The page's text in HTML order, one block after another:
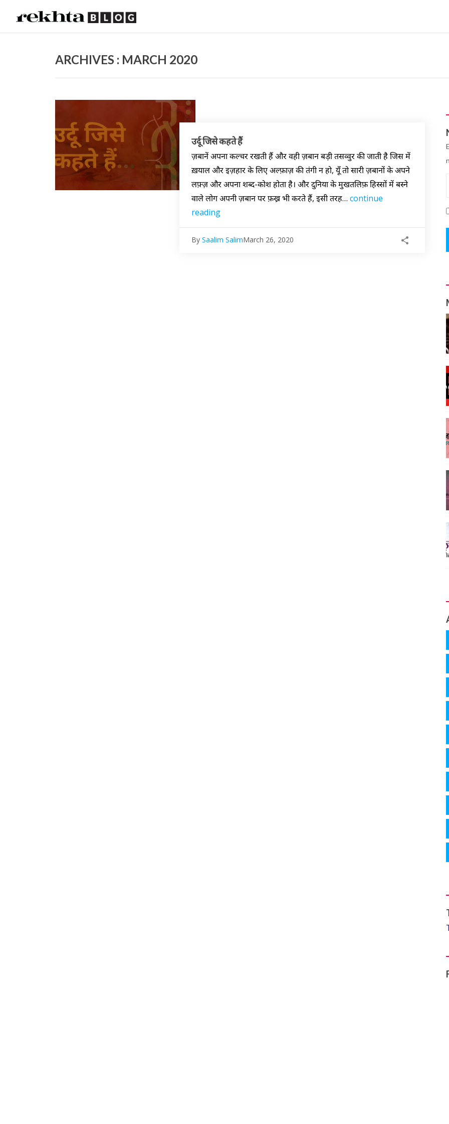
ARCHIVES : MARCH 2020
उर्दू जिसे कहते हैं
ज़बानें अपना कल्चर रखती हैं और वही ज़बान बड़ी तसव्वुर की जाती है जिस में
ख़याल और इज़हार के लिए अल्फ़ाज़ की तंगी न हो, यूँ तो सारी ज़बानों के अपने
लफ़्ज़ और अपना शब्द-कोश होता है। और दुनिया के मुखतलिफ़ हिस्सों में बस्ने
वाले लोग अपनी ज़बान पर फ़ख्र भी करते हैं, इसी तरह… continue
reading
By Saalim SalimMarch 26, 2020